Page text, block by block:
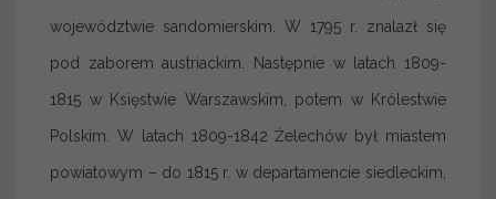
województwie sandomierskim. W 1795 r. znalazł się
pod zaborem austriackim. Następnie w latach 1809-
1815 w Księstwie Warszawskim, potem w Królestwie
Polskim. W latach 1809-1842 Żelechów był miastem
powiatowym – do 1815 r. w departamencie siedleckim,